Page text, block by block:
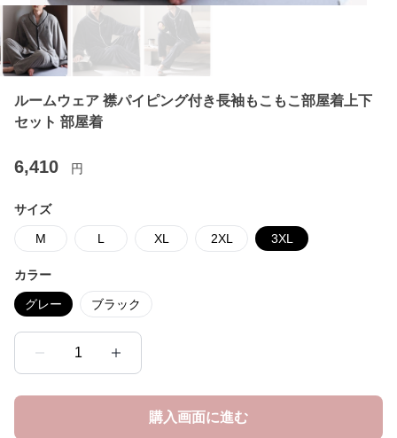
ルームウェア 襟パイピング付き長袖もこもこ部屋着上下
セット 部屋着
6,410 円
サイズ
M L XL 2XL 3XL
カラー
グレー ブラック
1
購入画面に進む